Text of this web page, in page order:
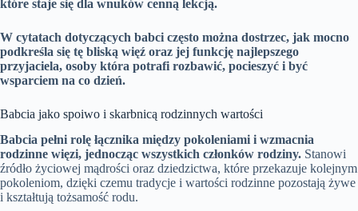
które staje się dla wnuków cenną lekcją.
W cytatach dotyczących babci często można dostrzec, jak mocno
podkreśla się tę bliską więź oraz jej funkcję najlepszego
przyjaciela, osoby która potrafi rozbawić, pocieszyć i być
wsparciem na co dzień.
Babcia jako spoiwo i skarbnicą rodzinnych wartości
Babcia pełni rolę łącznika między pokoleniami i wzmacnia
rodzinne więzi, jednocząc wszystkich członków rodziny. Stanowi
źródło życiowej mądrości oraz dziedzictwa, które przekazuje kolejnym
pokoleniom, dzięki czemu tradycje i wartości rodzinne pozostają żywe
i kształtują tożsamość rodu.